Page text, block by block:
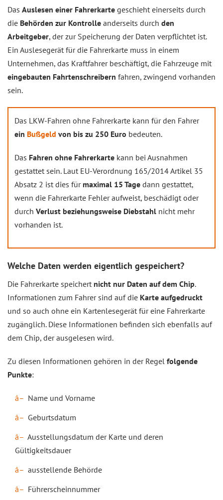
Das Auslesen einer Fahrerkarte geschieht einerseits durch
die Behörden zur Kontrolle anderseits durch den
Arbeitgeber, der zur Speicherung der Daten verpflichtet ist.
Ein Auslesegerät für die Fahrerkarte muss in einem
Unternehmen, das Kraftfahrer beschäftigt, die Fahrzeuge mit
eingebauten Fahrtenschreibern fahren, zwingend vorhanden
sein.
Das LKW-Fahren ohne Fahrerkarte kann für den Fahrer
ein Bußgeld von bis zu 250 Euro bedeuten.
Das Fahren ohne Fahrerkarte kann bei Ausnahmen
gestattet sein. Laut EU-Verordnung 165/2014 Artikel 35
Absatz 2 ist dies für maximal 15 Tage dann gestattet,
wenn die Fahrerkarte Fehler aufweist, beschädigt oder
durch Verlust beziehungsweise Diebstahl nicht mehr
vorhanden ist.
Welche Daten werden eigentlich gespeichert?
Die Fahrerkarte speichert nicht nur Daten auf dem Chip.
Informationen zum Fahrer sind auf die Karte aufgedruckt
und so auch ohne ein Kartenlesegerät für eine Fahrerkarte
zugänglich. Diese Informationen befinden sich ebenfalls auf
dem Chip, der ausgelesen wird.
Zu diesen Informationen gehören in der Regel folgende
Punkte:
Name und Vorname
Geburtsdatum
Ausstellungsdatum der Karte und deren
Gültigkeitsdauer
ausstellende Behörde
Führerscheinnummer